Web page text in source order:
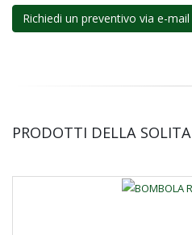
Richiedi un preventivo via e-mail
PRODOTTI DELLA SOLITA